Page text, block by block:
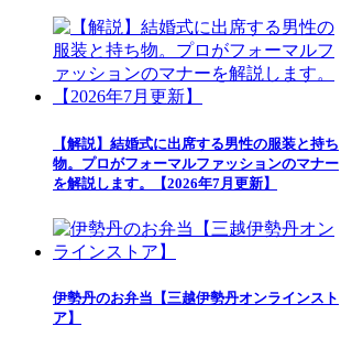
【解説】結婚式に出席する男性の服装と持ち
物。プロがフォーマルファッションのマナー
を解説します。【2026年7月更新】
伊勢丹のお弁当【三越伊勢丹オンラインスト
ア】